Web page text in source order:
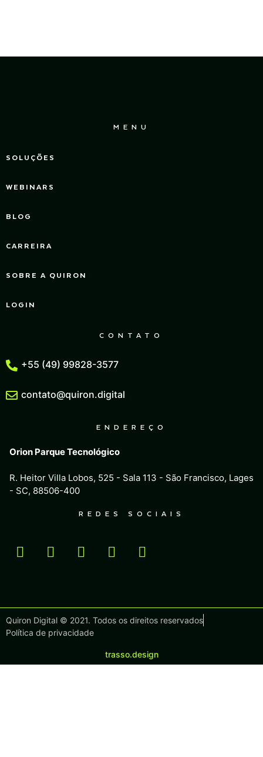
MENU
SOLUÇÕES
WEBINARS
BLOG
CARREIRA
SOBRE A QUIRON
LOGIN
CONTATO
+55 (49) 99828-3577
contato@quiron.digital
ENDEREÇO
Orion Parque Tecnológico
R. Heitor Villa Lobos, 525 - Sala 113 - São Francisco, Lages
- SC, 88506-400
REDES SOCIAIS
Quiron Digital © 2021. Todos os direitos reservados
Política de privacidade
trasso.design